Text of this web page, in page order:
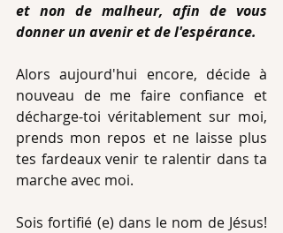
et non de malheur, afin de vous
donner un avenir et de l'espérance.
Alors aujourd'hui encore, décide à
nouveau de me faire confiance et
décharge-toi véritablement sur moi,
prends mon repos et ne laisse plus
tes fardeaux venir te ralentir dans ta
marche avec moi.
Sois fortifié (e) dans le nom de Jésus!